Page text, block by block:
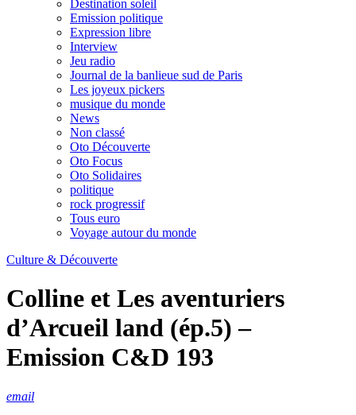
Destination soleil
Emission politique
Expression libre
Interview
Jeu radio
Journal de la banlieue sud de Paris
Les joyeux pickers
musique du monde
News
Non classé
Oto Découverte
Oto Focus
Oto Solidaires
politique
rock progressif
Tous euro
Voyage autour du monde
Culture & Découverte
Colline et Les aventuriers
d’Arcueil land (ép.5) –
Emission C&D 193
email